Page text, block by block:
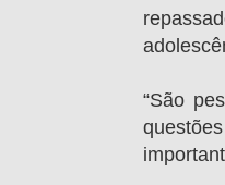
“São